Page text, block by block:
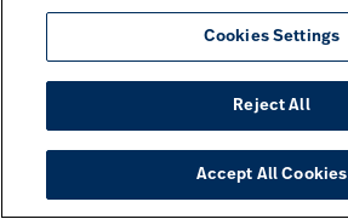
Avstånd centrum
Läs mer och boka
Fjällterassen 552
Cookies Settings
Reject All
Accept All Cookies